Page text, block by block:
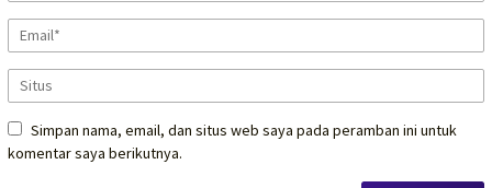
Simpan nama, email, dan situs web saya pada peramban ini untuk
komentar saya berikutnya.